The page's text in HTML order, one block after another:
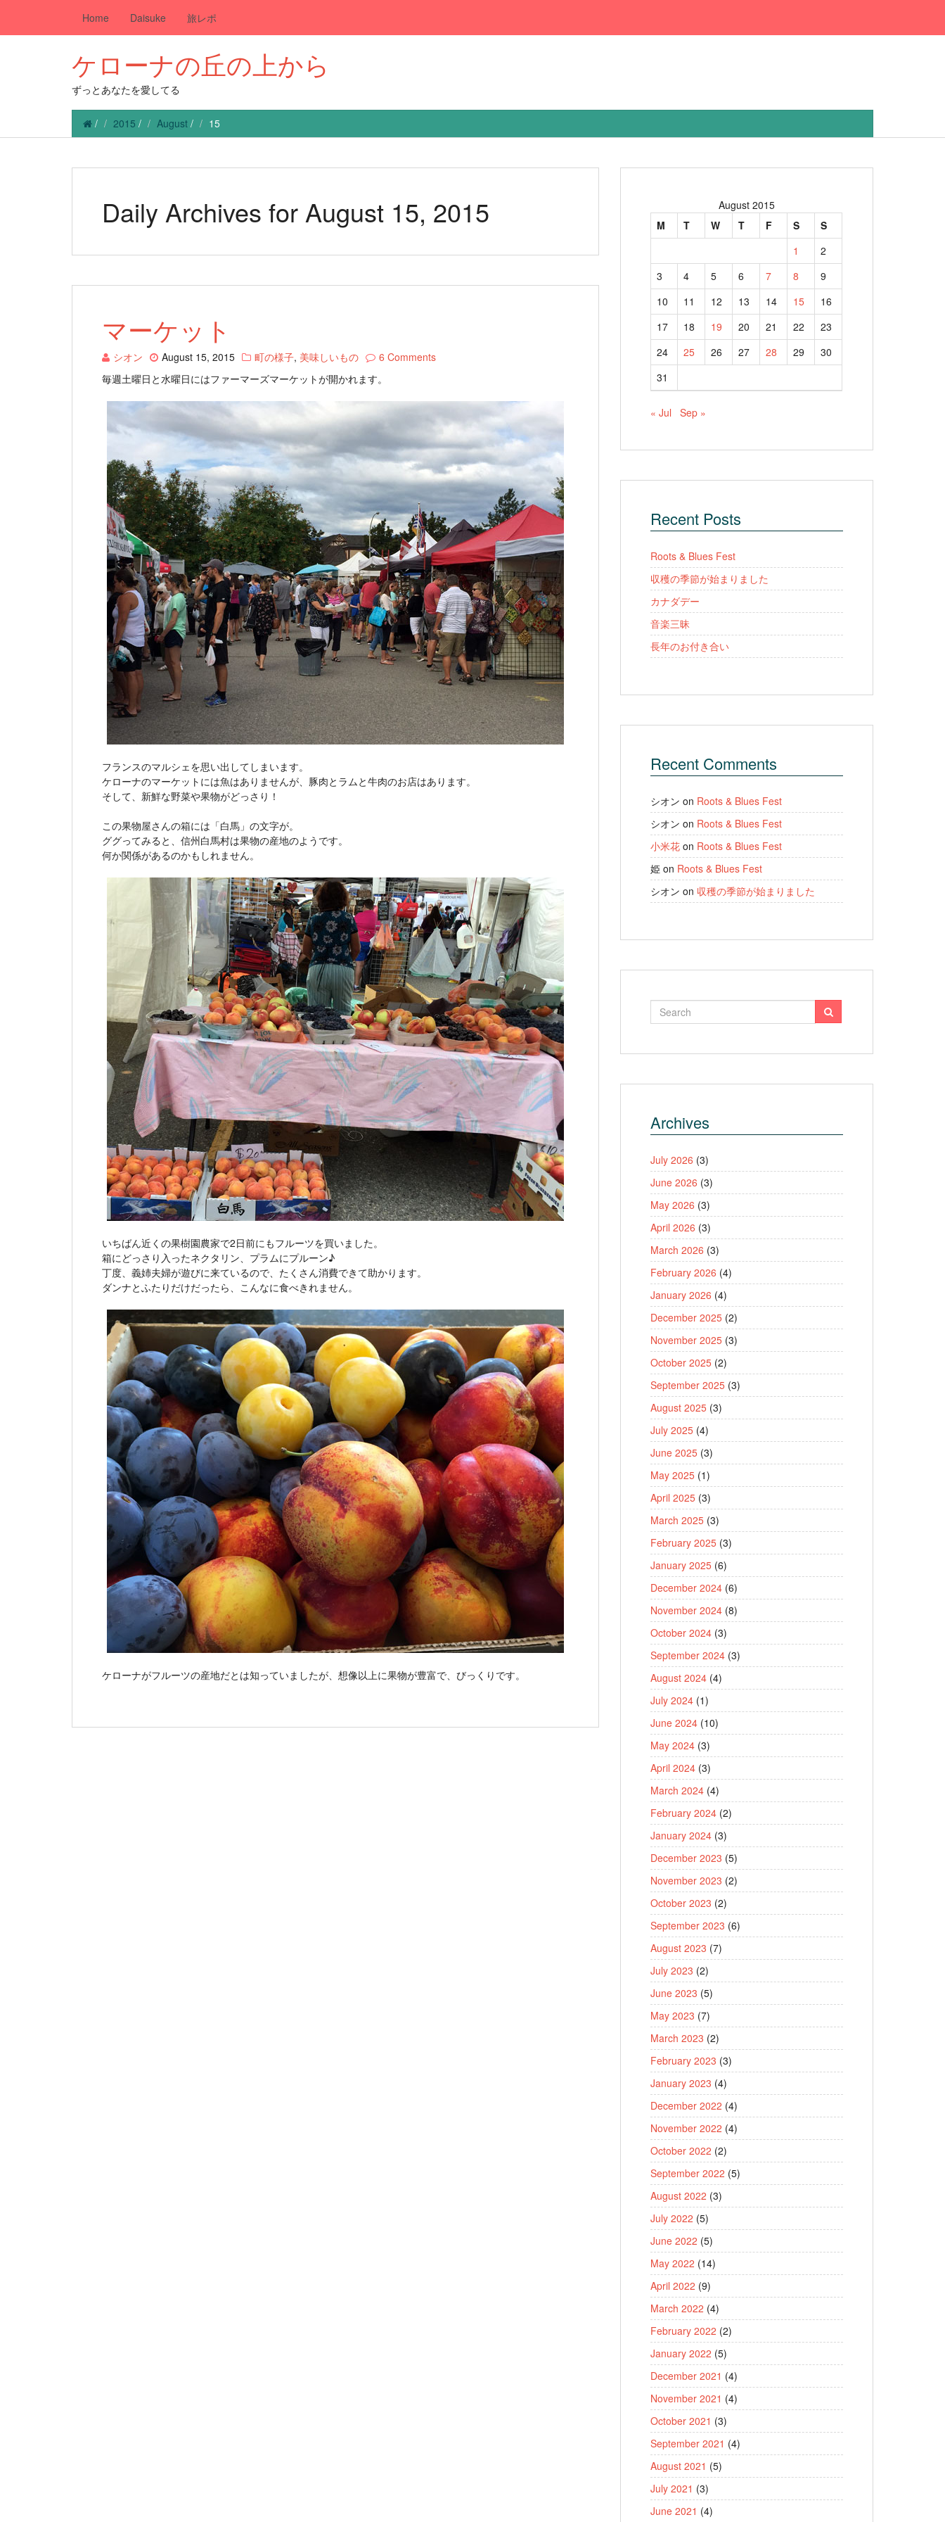
Home Daisuke 旅レポ
ケローナの丘の上から
ずっとあなたを愛してる
/ 2015 / August / 15
Daily Archives for August 15, 2015
マーケット
シオン August 15, 2015 町の様子, 美味しいもの
6 Comments
毎週土曜日と水曜日にはファーマーズマーケットが開かれます。
フランスのマルシェを思い出してしまいます。
ケローナのマーケットには魚はありませんが、豚肉とラムと牛肉のお店はあります。
そして、新鮮な野菜や果物がどっさり！
この果物屋さんの箱には「白馬」の文字が。
ググってみると、信州白馬村は果物の産地のようです。
何か関係があるのかもしれません。
いちばん近くの果樹園農家で2日前にもフルーツを買いました。
箱にどっさり入ったネクタリン、プラムにプルーン♪
丁度、義姉夫婦が遊びに来ているので、たくさん消費できて助かります。
ダンナとふたりだけだったら、こんなに食べきれません。
ケローナがフルーツの産地だとは知っていましたが、想像以上に果物が豊富で、びっくりです。
August 2015
M
T W T F S
S
1
2
3
4 5 6 7 8
9
10
11 12 13 14 15
16
17
18 19 20 21 22
23
24
25 26 27 28 29
30
31
« Jul Sep »
Recent Posts
Roots & Blues Fest
収穫の季節が始まりました
カナダデー
音楽三昧
長年のお付き合い
Recent Comments
シオン on Roots & Blues Fest
シオン on Roots & Blues Fest
小米花 on Roots & Blues Fest
姫 on Roots & Blues Fest
シオン on 収穫の季節が始まりました
Archives
July 2026 (3)
June 2026 (3)
May 2026 (3)
April 2026 (3)
March 2026 (3)
February 2026 (4)
January 2026 (4)
December 2025 (2)
November 2025 (3)
October 2025 (2)
September 2025 (3)
August 2025 (3)
July 2025 (4)
June 2025 (3)
May 2025 (1)
April 2025 (3)
March 2025 (3)
February 2025 (3)
January 2025 (6)
December 2024 (6)
November 2024 (8)
October 2024 (3)
September 2024 (3)
August 2024 (4)
July 2024 (1)
June 2024 (10)
May 2024 (3)
April 2024 (3)
March 2024 (4)
February 2024 (2)
January 2024 (3)
December 2023 (5)
November 2023 (2)
October 2023 (2)
September 2023 (6)
August 2023 (7)
July 2023 (2)
June 2023 (5)
May 2023 (7)
March 2023 (2)
February 2023 (3)
January 2023 (4)
December 2022 (4)
November 2022 (4)
October 2022 (2)
September 2022 (5)
August 2022 (3)
July 2022 (5)
June 2022 (5)
May 2022 (14)
April 2022 (9)
March 2022 (4)
February 2022 (2)
January 2022 (5)
December 2021 (4)
November 2021 (4)
October 2021 (3)
September 2021 (4)
August 2021 (5)
July 2021 (3)
June 2021 (4)